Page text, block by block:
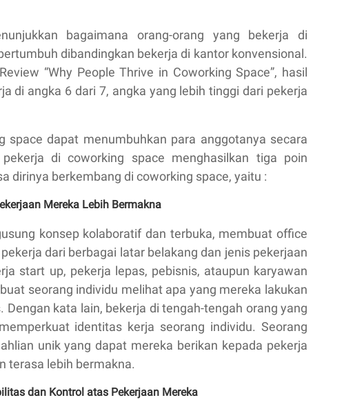
bagaimana orang-orang yang bekerja di
dibandingkan bekerja di kantor konvensional.
“Why People Thrive in Coworking Space”, hasil
di angka 6 dari 7, angka yang lebih tinggi dari pekerja
space dapat menumbuhkan para anggotanya secara
di coworking space menghasilkan tiga poin
dirinya berkembang di coworking space, yaitu :
Mereka Lebih Bermakna
konsep kolaboratif dan terbuka, membuat office
dari berbagai latar belakang dan jenis pekerjaan
start up, pekerja lepas, pebisnis, ataupun karyawan
seorang individu melihat apa yang mereka lakukan
kata lain, bekerja di tengah-tengah orang yang
identitas kerja seorang individu. Seorang
unik yang dapat mereka berikan kepada pekerja
terasa lebih bermakna.
dan Kontrol atas Pekerjaan Mereka